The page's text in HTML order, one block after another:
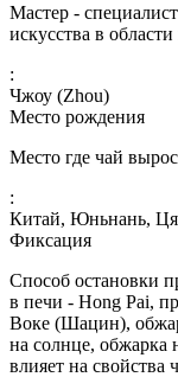
Мастер -
искусства в
:
Чжоу (Zhou)
Место рождения
Место где чай
:
Китай, Юньнань,
Фиксация
Способ остановки
в печи - Hong Pai,
Воке (Шацин),
на солнце, обжарка
влияет на свойства